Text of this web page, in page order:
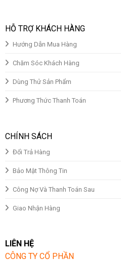
HỖ TRỢ KHÁCH HÀNG
Hướng Dẫn Mua Hàng
Chăm Sóc Khách Hàng
Dùng Thử Sản Phẩm
Phương Thức Thanh Toán
CHÍNH SÁCH
Đổi Trả Hàng
Bảo Mật Thông Tin
Công Nợ Và Thanh Toán Sau
Giao Nhận Hàng
LIÊN HỆ
CÔNG TY CỔ PHẦN